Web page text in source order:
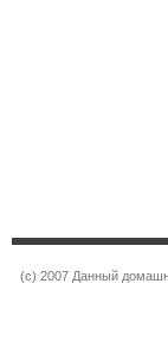
(c) 2007 Данный